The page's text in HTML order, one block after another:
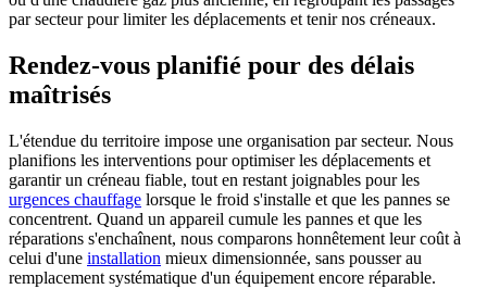
par secteur pour limiter les déplacements et tenir nos créneaux.
Rendez-vous planifié pour des délais
maîtrisés
L'étendue du territoire impose une organisation par secteur. Nous
planifions les interventions pour optimiser les déplacements et
garantir un créneau fiable, tout en restant joignables pour les
urgences chauffage lorsque le froid s'installe et que les pannes se
concentrent. Quand un appareil cumule les pannes et que les
réparations s'enchaînent, nous comparons honnêtement leur coût à
celui d'une installation mieux dimensionnée, sans pousser au
remplacement systématique d'un équipement encore réparable.